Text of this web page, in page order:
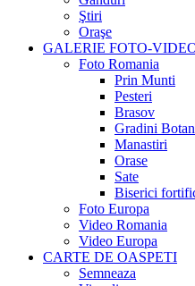
Ştiri
Oraşe
GALERIE FOTO-
Foto Romania
Prin Munti
Pesteri
Brasov
Gradini
Manastiri
Orase
Sate
Biserici
Foto Europa
Video Romania
Video Europa
CARTE DE OASPETI
Semneaza